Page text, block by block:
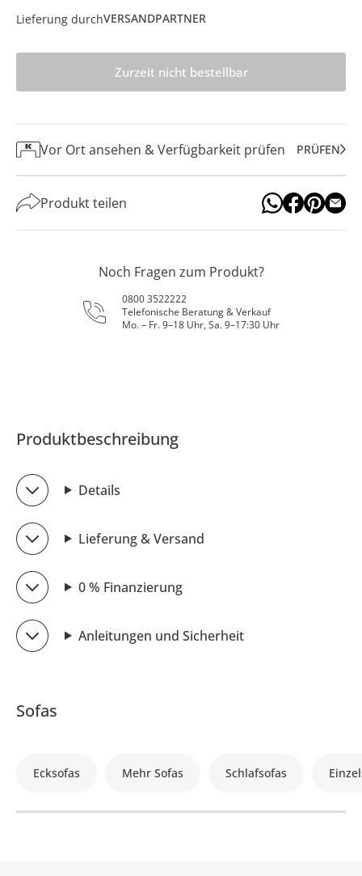
Lieferung durchVERSANDPARTNER
Zurzeit nicht bestellbar
Vor Ort ansehen & Verfügbarkeit prüfen PRÜFEN
Produkt teilen
Noch Fragen zum Produkt?
0800 3522222
Telefonische Beratung & Verkauf
Mo. – Fr. 9–18 Uhr, Sa. 9–17:30 Uhr
Produktbeschreibung
Details
Lieferung & Versand
0 % Finanzierung
Anleitungen und Sicherheit
Sofas
Ecksofas Mehr Sofas Schlafsofas